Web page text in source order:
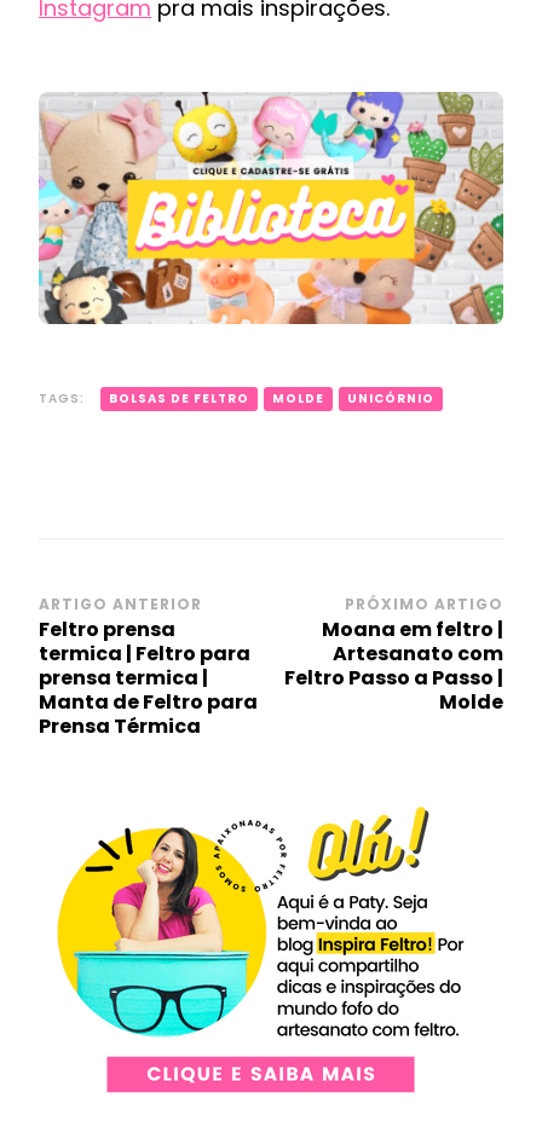
Instagram pra mais inspirações.
TAGS: BOLSAS DE FELTRO MOLDE UNICÓRNIO
Navegação
de
post
ARTIGO ANTERIOR
Feltro prensa
termica | Feltro para
prensa termica |
Manta de Feltro para
Prensa Térmica
PRÓXIMO ARTIGO
Moana em feltro |
Artesanato com
Feltro Passo a Passo |
Molde